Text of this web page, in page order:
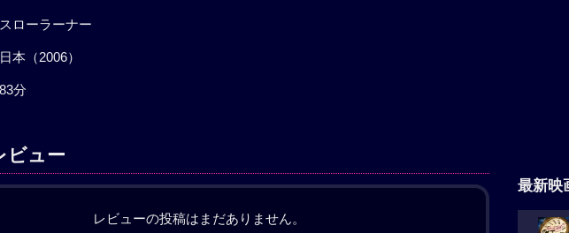
スローラーナー
日本（2006）
83分
ビュー
レビューの投稿はまだありません。
最新映